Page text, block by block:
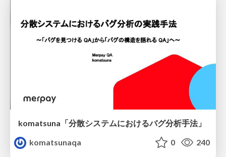
komatsuna「分散システムにおけるバグ分析手法」
komatsunaqa
0 240